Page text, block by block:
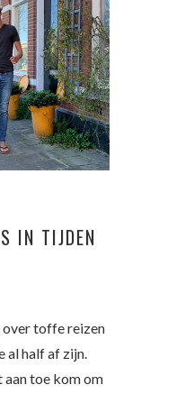
IN TIJDEN
over toffe reizen
al half af zijn.
toe kom om